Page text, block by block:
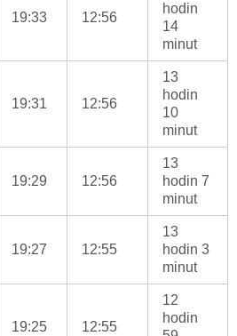
19:33 12:56
hodin
14
minut
19:31 12:56
13
hodin
10
minut
19:29 12:56
13
hodin 7
minut
19:27 12:55
13
hodin 3
minut
19:25 12:55
12
hodin